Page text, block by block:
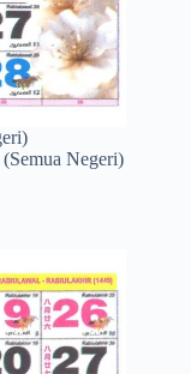
Negeri)